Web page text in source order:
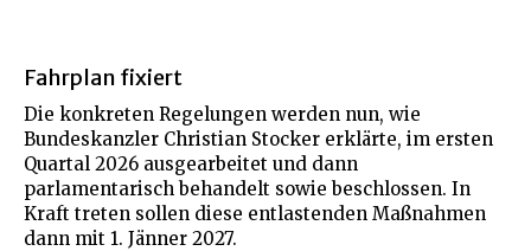
Fahrplan fixiert
Die konkreten Regelungen werden nun, wie
Bundeskanzler Christian Stocker erklärte, im ersten
Quartal 2026 ausgearbeitet und dann
parlamentarisch behandelt sowie beschlossen. In
Kraft treten sollen diese entlastenden Maßnahmen
dann mit 1. Jänner 2027.